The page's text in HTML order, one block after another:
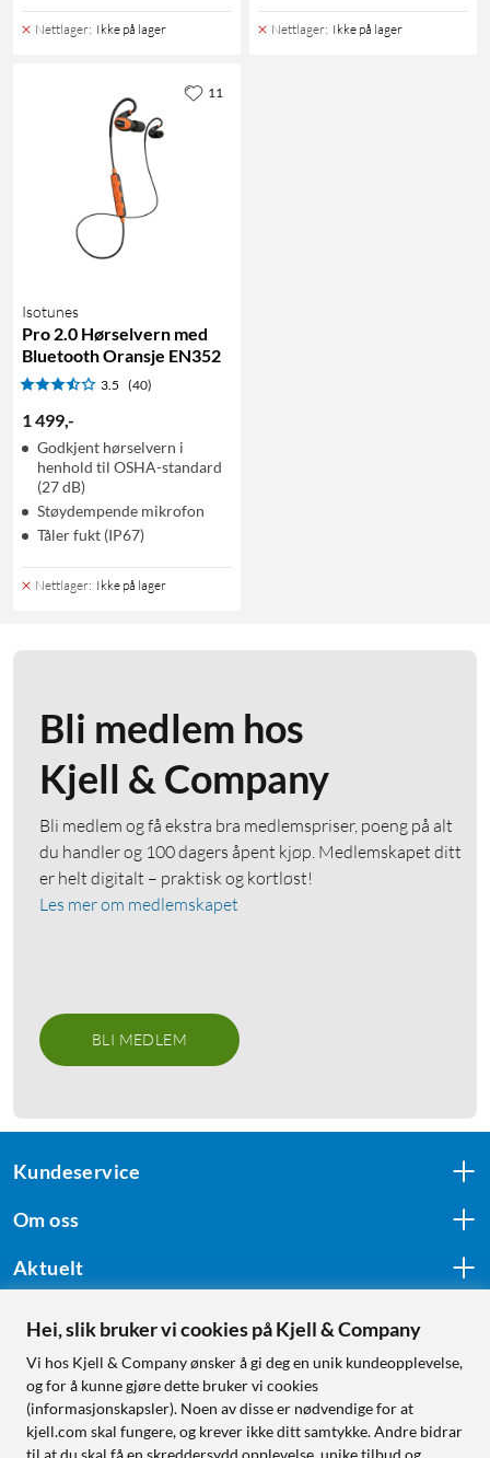
Nettlager: Ikke på lager Nettlager: Ikke på lager
Isotunes
Pro 2.0 Hørselvern med
Bluetooth Oransje EN352
3.5 (40)
1 499,-
Godkjent hørselvern i
henhold til OSHA-standard
(27 dB)
Støydempende mikrofon
Tåler fukt (IP67)
Nettlager: Ikke på lager
11
Bli medlem hos
Kjell & Company
Bli medlem og få ekstra bra medlemspriser, poeng på alt
du handler og 100 dagers åpent kjøp. Medlemskapet ditt
er helt digitalt – praktisk og kortløst!
Les mer om medlemskapet
BLI MEDLEM
Kundeservice
Om oss
Aktuelt
Følg oss
Handle fra:
Hei, slik bruker vi cookies på Kjell & Company
Vi hos Kjell & Company ønsker å gi deg en unik kundeopplevelse,
og for å kunne gjøre dette bruker vi cookies
(informasjonskapsler). Noen av disse er nødvendige for at
kjell.com skal fungere, og krever ikke ditt samtykke. Andre bidrar
til at du skal få en skreddersydd opplevelse, unike tilbud og